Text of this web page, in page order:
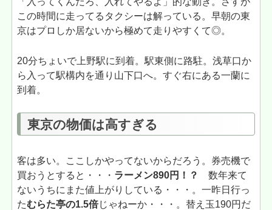
この時間に走ってるタクシーは解っている。早朝の東
京はプロしか居ないから極めて走りやすくて◎。
20分ちょいで上野駅に到着。駅東側に路駐。浅草口か
ら入って駅構内を通り山下口へ。すぐ右にある一蘭に
到着。
東京の物価は高すぎる
客は多い。ここしかやってないからだろう。券売機で
買おうとすると・・・ ラーメン890円！？
数年来て
ないうちにまた値上がりしている・・・。一昨日行っ
たむらた亭の1.5倍じゃねーか・・・。替え玉190円だ